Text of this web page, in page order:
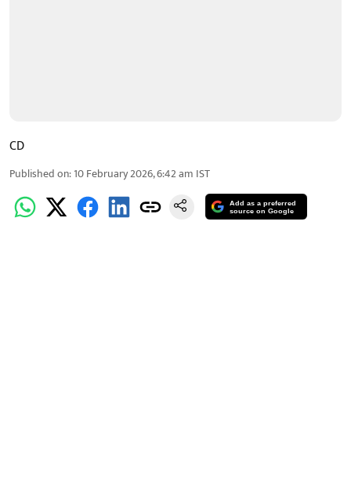
CD
Published on:10 February 2026, 6:42 am IST
Add as a preferred
source on Google